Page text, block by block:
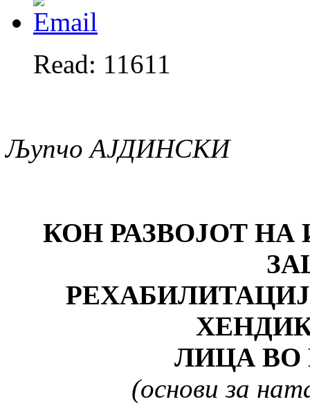
Read: 11611
Љупчо АЈДИНСКИ
КОН РАЗВОЈОТ
ЛИЦА ВО
(основи за